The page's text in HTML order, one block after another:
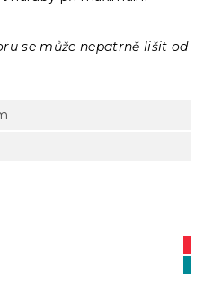
se může nepatrně lišit od